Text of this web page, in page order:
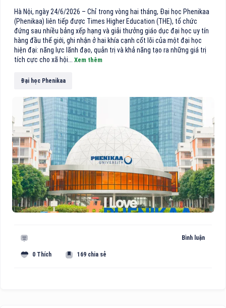
Hà Nội, ngày 24/6/2026 – Chỉ trong vòng hai tháng, Đại học Phenikaa
(Phenikaa) liên tiếp được Times Higher Education (THE), tổ chức
đứng sau nhiều bảng xếp hạng và giải thưởng giáo dục đại học uy tín
hàng đầu thế giới, ghi nhận ở hai khía cạnh cốt lõi của một đại học
hiện đại: năng lực lãnh đạo, quản trị và khả năng tạo ra những giá trị
tích cực cho xã hội... Xem thêm
Đại học Phenikaa
Bình luận
0 Thích 169 chia sẻ